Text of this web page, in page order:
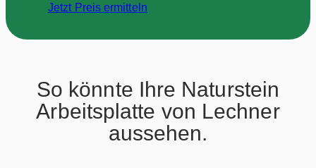
Jetzt Preis ermitteln
So könnte Ihre Naturstein
Arbeitsplatte von Lechner
aussehen.